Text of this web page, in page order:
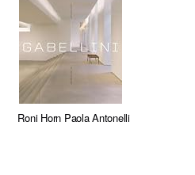
Roni Horn Paola Antonelli